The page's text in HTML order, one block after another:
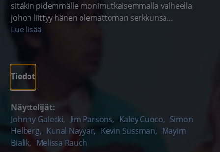
sitäkin pidemmälle monimutkaisemmalla valheella,
johon liittyy hänen olemattoman serkkunsa
ilmaantuminen paikalle.
Lue lisää
Tiedot
Näyttelijät:
Johnny Galecki, Jim Parsons, Kaley Cuoco, Simon
Helberg, Kunal Nayyar, Kevin Sussman, Mayim
Bialik, Melissa Rauch